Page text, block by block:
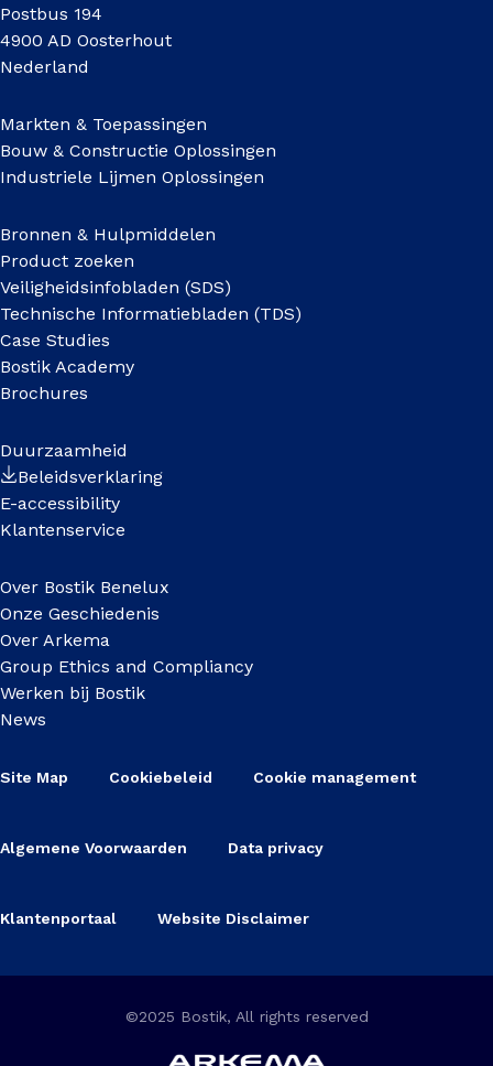
Postbus 194
4900 AD Oosterhout
Nederland
Markten & Toepassingen
Bouw & Constructie Oplossingen
Industriele Lijmen Oplossingen
Bronnen & Hulpmiddelen
Product zoeken
Veiligheidsinfobladen (SDS)
Technische Informatiebladen (TDS)
Case Studies
Bostik Academy
Brochures
Duurzaamheid
Beleidsverklaring
E-accessibility
Klantenservice
Over Bostik Benelux
Onze Geschiedenis
Over Arkema
Group Ethics and Compliancy
Werken bij Bostik
News
Site Map Cookiebeleid Cookie management
Algemene Voorwaarden Data privacy
Klantenportaal Website Disclaimer
©2025 Bostik, All rights reserved